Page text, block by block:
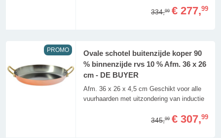
334,99 € 277,99
PROMO
Ovale schotel buitenzijde koper 90
% binnenzijde rvs 10 % Afm. 36 x 26
cm - DE BUYER
Afm. 36 x 26 x 4,5 cm Geschikt voor alle
vuurhaarden met uitzondering van inductie
345,99 € 307,99